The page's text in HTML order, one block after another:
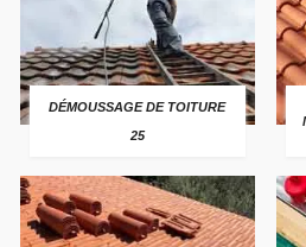
DÉMOUSSAGE DE TOITURE
25